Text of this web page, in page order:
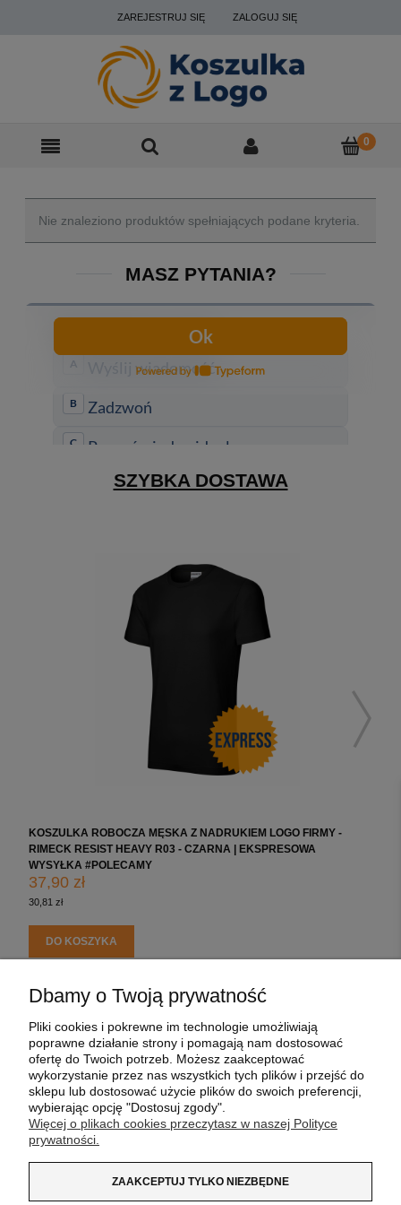
ZAREJESTRUJ SIĘ ZALOGUJ SIĘ
Nie znaleziono produktów spełniających podane kryteria.
MASZ PYTANIA?
SZYBKA DOSTAWA
KOSZULKA ROBOCZA MĘSKA Z NADRUKIEM LOGO FIRMY -
RIMECK RESIST HEAVY R03 - CZARNA | EKSPRESOWA
WYSYŁKA #POLECAMY
37,90 zł
30,81 zł
DO KOSZYKA
MOJE KONTO
PŁATNOŚCI I DOSTAWA
O NAS
Dbamy o Twoją prywatność
Pliki cookies i pokrewne im technologie umożliwiają
poprawne działanie strony i pomagają nam dostosować
ofertę do Twoich potrzeb. Możesz zaakceptować
wykorzystanie przez nas wszystkich tych plików i przejść do
sklepu lub dostosować użycie plików do swoich preferencji,
wybierając opcję "Dostosuj zgody".
Więcej o plikach cookies przeczytasz w naszej Polityce
prywatności.
ZAAKCEPTUJ TYLKO NIEZBĘDNE